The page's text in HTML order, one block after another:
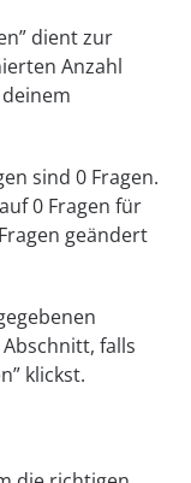
dient zur
Anzahl
sind 0 Fragen.
0 Fragen für
geändert
falls
klickst.